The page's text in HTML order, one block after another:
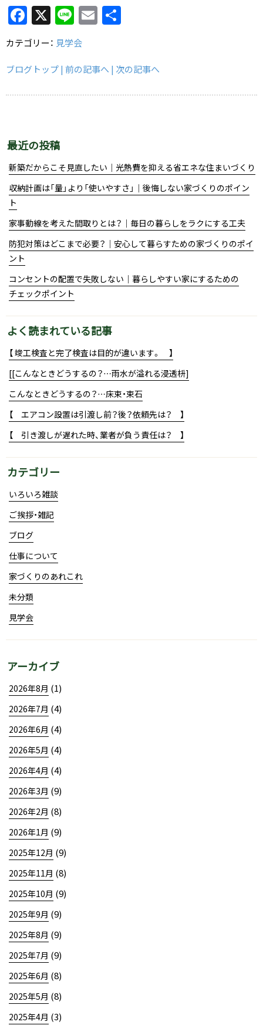
F
a
c
e
b
k
X Li
n
e
E
m
l
カテゴリー： 見学会
ブログトップ| 前の記事へ | 次の記事へ
最近の投稿
新築だからこそ見直したい｜光熱費を抑える省エネな住まいづくり
収納計画は「量」より「使いやすさ」｜後悔しない家づくりのポイン
ト
家事動線を考えた間取りとは？｜毎日の暮らしをラクにする工夫
防犯対策はどこまで必要？｜安心して暮らすための家づくりのポイ
ント
コンセントの配置で失敗しない｜暮らしやすい家にするための
チェックポイント
よく読まれている記事
【 竣工検査と完了検査は目的が違います。 】
[[こんなときどうするの？…雨水が溢れる浸透枡]
こんなときどうするの？…床束・束石
【 エアコン設置は引渡し前？後？依頼先は？ 】
【 引き渡しが遅れた時、業者が負う責任は？ 】
カテゴリー
いろいろ雑談
ご挨拶・雑記
ブログ
仕事について
家づくりのあれこれ
未分類
見学会
アーカイブ
2026年8月 (1)
2026年7月 (4)
2026年6月 (4)
2026年5月 (4)
2026年4月 (4)
2026年3月 (9)
2026年2月 (8)
2026年1月 (9)
2025年12月 (9)
2025年11月 (8)
2025年10月 (9)
2025年9月 (9)
2025年8月 (9)
2025年7月 (9)
2025年6月 (8)
2025年5月 (8)
2025年4月 (3)